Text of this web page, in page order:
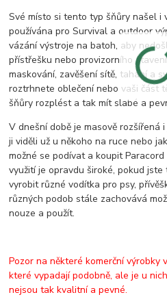
Své místo si tento typ šňůry našel i
používána pro Survival a outdoor
vázání výstroje na batoh, aby
přístřešku nebo provizorního
maskování, zavěšení sítě, tahání a
roztrhnete oblečení nebo vaši část
šňůry rozplést a tak mít slabé a
V dnešní době je masově rozšířená
ji viděli už u někoho na ruce nebo
možné se podívat a koupit
využití je opravdu široké, pokud jste
vyrobit různé vodítka pro psy,
různých podob stále zachovává
nouze a použít.
Pozor na některé komerční výrobky
které vypadají podobně, ale je u
nejsou tak kvalitní a pevné.